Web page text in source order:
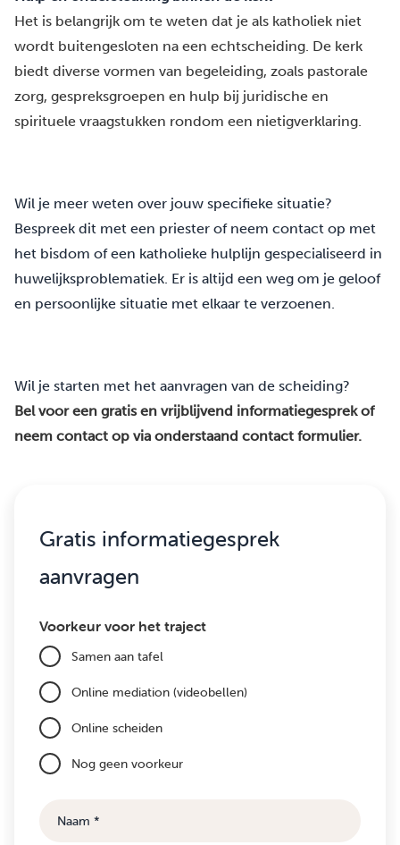
Het is belangrijk om te weten dat je als katholiek niet
wordt buitengesloten na een echtscheiding. De kerk
biedt diverse vormen van begeleiding, zoals pastorale
zorg, gespreksgroepen en hulp bij juridische en
spirituele vraagstukken rondom een nietigverklaring.
Wil je meer weten over jouw specifieke situatie?
Bespreek dit met een priester of neem contact op met
het bisdom of een katholieke hulplijn gespecialiseerd in
huwelijksproblematiek. Er is altijd een weg om je geloof
en persoonlijke situatie met elkaar te verzoenen.
Wil je starten met het aanvragen van de scheiding?
Bel voor een gratis en vrijblijvend informatiegesprek of
neem contact op via onderstaand contact formulier.
Gratis informatiegesprek
aanvragen
Voorkeur voor het traject
Samen aan tafel
Online mediation (videobellen)
Online scheiden
Nog geen voorkeur